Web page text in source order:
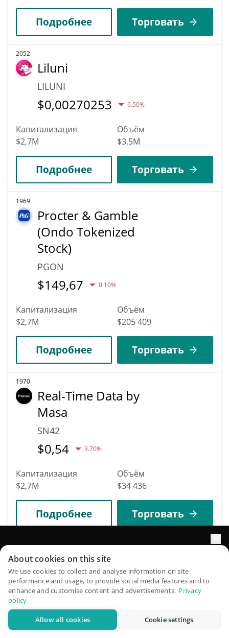
Подробнее Торговать
2052
Liluni
LILUNI
$0,00270253 6.50%
Капитализация
$2,7M
Объём
$3,5M
Подробнее Торговать
1969
Procter & Gamble
(Ondo Tokenized
Stock)
PGON
$149,67 0.10%
Капитализация
$2,7M
Объём
$205 409
Подробнее Торговать
1970
Real-Time Data by
Masa
SN42
$0,54 3.70%
Капитализация
$2,7M
Объём
$34 436
Подробнее Торговать
1971
Shadow Token
SHDW
$0,02
Капитализация
$2,69M
QuantPilot — платформа полного цикла, где
автономные агенты создают, бэктестят и оптимизируют
ваши стратегии и проводят рыночные исследования
Попробовать бесплатно
About cookies on this site
We use cookies to collect and analyse information on site
performance and usage, to provide social media features and to
enhance and customise content and advertisements. Privacy
policy
Allow all cookies Cookie settings